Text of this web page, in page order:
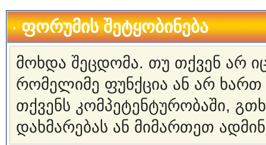
ფორუმის შეტყობინება
მოხდა შეცდომა. თუ თქვენ არ
რომელიმე ფუნქცია ან არ ხართ
თქვენს კომპეტენტურობაში,
დახმარებას ან მიმართეთ